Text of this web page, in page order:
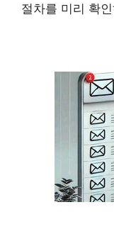
절차를 미리 확